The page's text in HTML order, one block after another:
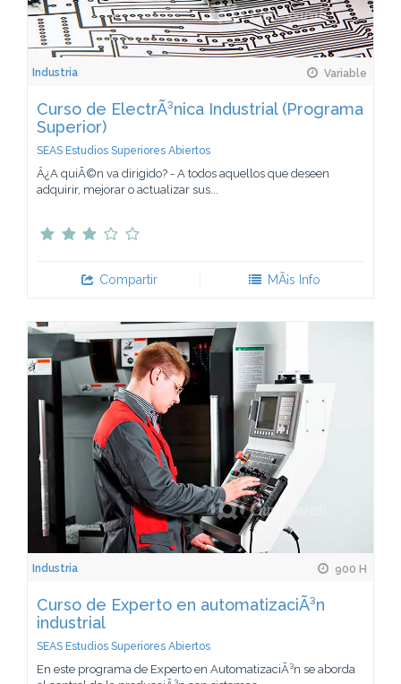
Industria Variable
Curso de ElectrÃ³nica Industrial (Programa
Superior)
SEAS Estudios Superiores Abiertos
Â¿A quiÃ©n va dirigido? - A todos aquellos que deseen
adquirir, mejorar o actualizar sus...
Compartir MÃ¡s Info
Industria 900 H
Curso de Experto en automatizaciÃ³n
industrial
SEAS Estudios Superiores Abiertos
En este programa de Experto en AutomatizaciÃ³n se aborda